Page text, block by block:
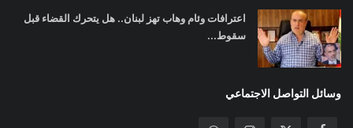
اعترافات وئام وهاب تهز لبنان.. هل يتحرك القضاء قبل
سقوط...
وسائل التواصل الاجتماعي